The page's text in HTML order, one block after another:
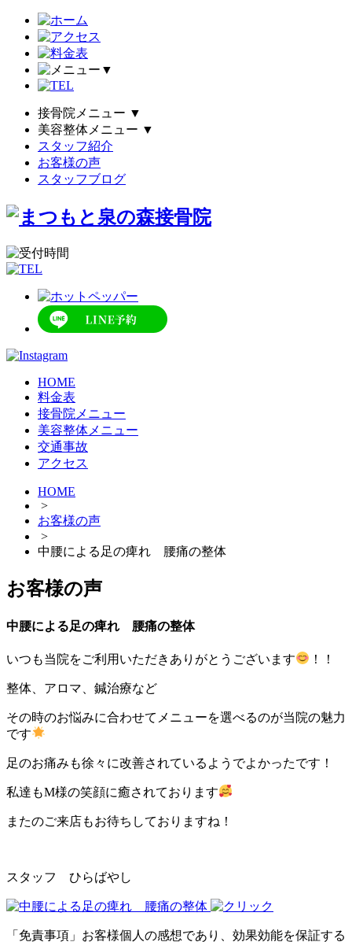
▼
接骨院メニュー ▼
美容整体メニュー ▼
スタッフ紹介
お客様の声
スタッフブログ
HOME
料金表
接骨院メニュー
美容整体メニュー
交通事故
アクセス
HOME
>
お客様の声
>
中腰による足の痺れ 腰痛の整体
お客様の声
中腰による足の痺れ 腰痛の整体
いつも当院をご利用いただきありがとうございます ！！
整体、アロマ、鍼治療など
その時のお悩みに合わせてメニューを選べるのが当院の魅力
です
足のお痛みも徐々に改善されているようでよかったです！
私達もM様の笑顔に癒されております
またのご来店もお待ちしておりますね！
スタッフ ひらばやし
「免責事項」お客様個人の感想であり、効果効能を保証する